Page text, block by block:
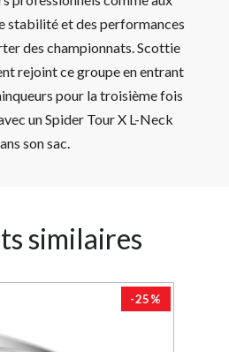
stabilité et des performances
des championnats. Scottie
rejoint ce groupe en entrant
pour la troisième fois
un Spider Tour X L-Neck
son sac.
similaires
-25%